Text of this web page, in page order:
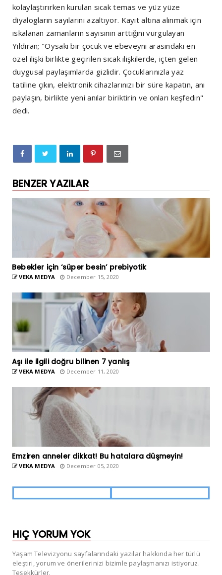
kolaylaştırırken kurulan sıcak temas ve yüz yüze
diyalogların sayılarını azaltıyor. Kayıt altına alınmak için
ıskalanan zamanların sayısının arttığını vurgulayan
Yıldıran; "Oysaki bir çocuk ve ebeveyni arasındaki en
özel ilişki birlikte geçirilen sıcak ilişkilerde, içten gelen
duygusal paylaşımlarda gizlidir. Çocuklarınızla yaz
tatiline çıkın, elektronik cihazlarınızı bir süre kapatın, anı
paylaşın, birlikte yeni anılar biriktirin ve onları keşfedin"
dedi.
BENZER YAZILAR
Bebekler için ‘süper besin’ prebiyotik
VEKA MEDYA December 15, 2020
Aşı ile ilgili doğru bilinen 7 yanlış
VEKA MEDYA December 11, 2020
Emziren anneler dikkat! Bu hatalara düşmeyin!
VEKA MEDYA December 05, 2020
HIÇ YORUM YOK
Yaşam Televizyonu sayfalarındaki yazılar hakkında her türlü
eleştiri, yorum ve önerilerinizi bizimle paylaşmanızı istiyoruz.
Teşekkürler.